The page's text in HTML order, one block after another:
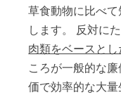
草食動物に比べ
します。 反対に
肉類をベースとし
ころが一般的な
価で効率的な大